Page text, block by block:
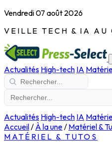
Vendredi 07 août 2026
VEILLE TECH & IA AU
Actualités High-tech IA
Actualités High-tech IA
Accueil/ À la une/ Matériel &
MATÉRIEL & TUTOS